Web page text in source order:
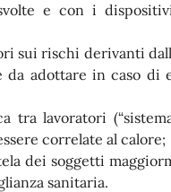
e con i
sui rischi derivanti
adottare in caso di
tra lavoratori
correlate al calore;
dei soggetti
sanitaria.